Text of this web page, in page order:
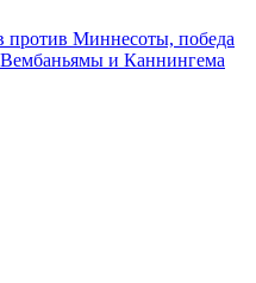
Миннесоты, победа
и Каннингема